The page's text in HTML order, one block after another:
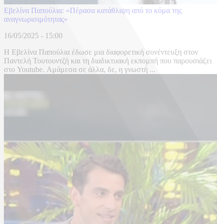
Εβελίνα Παπούλια: «Πέρασα κατάθλιψη από το κύμα της
αναγνωρισιμότητας»
16/05/2025 - 15:00
Η Εβελίνα Παπούλια έδωσε μια διαφορετική συνέντευξη στον
Παντελή Τουτουντζή και τη διαδικτυακή εκπομπή που παρουσιάζει
στο Youtube. Αμάμεσα σε άλλα, δε, η γνωστή ...